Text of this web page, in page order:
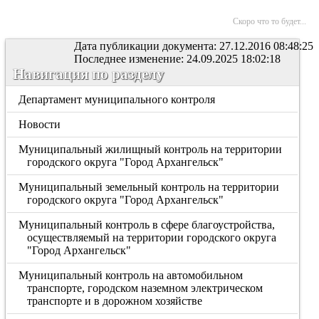
Скоро что то будет...
Дата публикации документа: 27.12.2016 08:48:25
Последнее изменение: 24.09.2025 18:02:18
Навигация по разделу
Департамент муниципального контроля
Новости
Муниципальный жилищный контроль на территории
городского округа "Город Архангельск"
Муниципальный земельный контроль на территории
городского округа "Город Архангельск"
Муниципальный контроль в сфере благоустройства,
осуществляемый на территории городского округа
"Город Архангельск"
Муниципальный контроль на автомобильном
транспорте, городском наземном электрическом
транспорте и в дорожном хозяйстве